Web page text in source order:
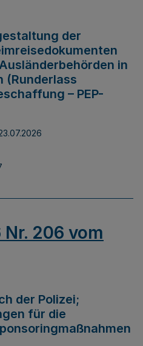
der
in
(Runderlass
– PEP-
206 vom
der Polizei;
für die